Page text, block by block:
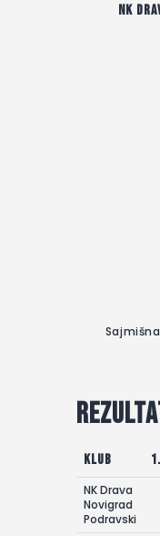
NK
Klub
NK Drava
Novigrad
Podravski